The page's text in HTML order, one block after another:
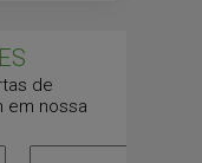
de
em nossa